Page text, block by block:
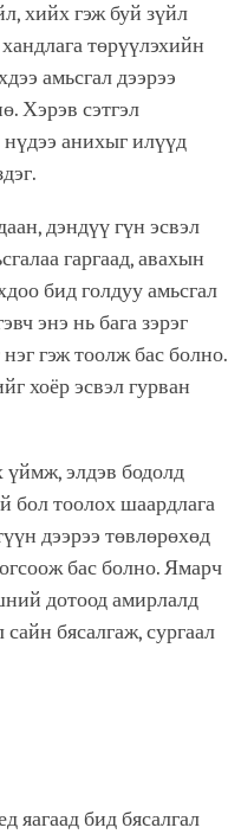
хийх гэж буй зүйл
төрүүлэхийн
амьсгал дээрээ
Хэрэв сэтгэл
нүдээ анихыг илүүд
дэндүү гүн эсвэл
гаргаад, авахын
бид голдуу амьсгал
энэ нь бага зэрэг
гэж тоолж бас болно.
хоёр эсвэл гурван
үймж, элдэв бодолд
бол тоолох шаардлага
дээрээ төвлөрөхөд
бас болно. Ямарч
дотоод амирлалд
бясалгаж, сургаал
яагаад бид бясалгал